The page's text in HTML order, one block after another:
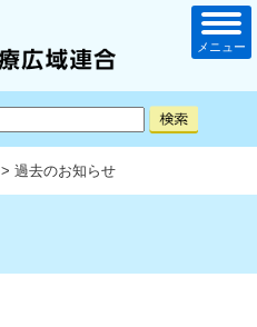
メニュー
> 過去のお知らせ